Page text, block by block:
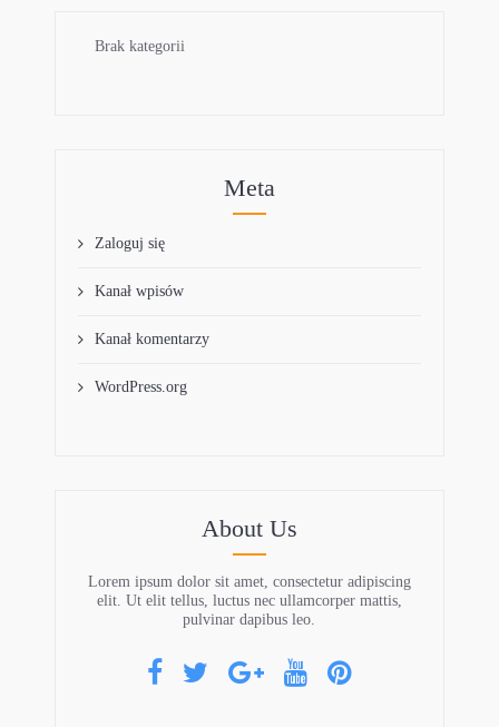
Brak kategorii
Meta
Zaloguj się
Kanał wpisów
Kanał komentarzy
WordPress.org
About Us
Lorem ipsum dolor sit amet, consectetur adipiscing
elit. Ut elit tellus, luctus nec ullamcorper mattis,
pulvinar dapibus leo.